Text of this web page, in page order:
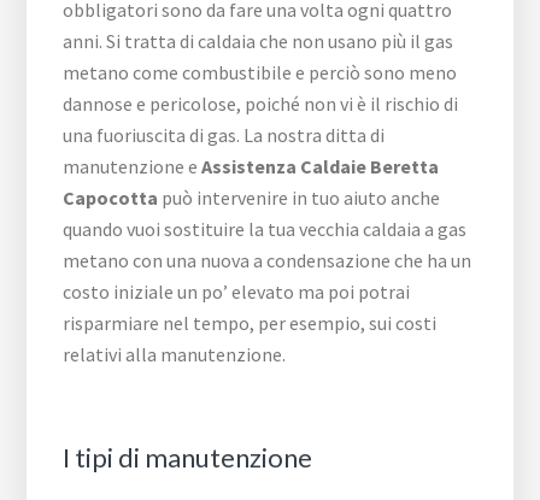
obbligatori sono da fare una volta ogni quattro
anni. Si tratta di caldaia che non usano più il gas
metano come combustibile e perciò sono meno
dannose e pericolose, poiché non vi è il rischio di
una fuoriuscita di gas. La nostra ditta di
manutenzione eAssistenza Caldaie Beretta
Capocotta può intervenire in tuo aiuto anche
quando vuoi sostituire la tua vecchia caldaia a gas
metano con una nuova a condensazione che ha un
costo iniziale un po’ elevato ma poi potrai
risparmiare nel tempo, per esempio, sui costi
relativi alla manutenzione.
I tipi di manutenzione